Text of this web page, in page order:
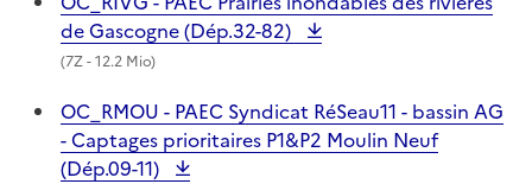
de Gascogne (Dép.32-82)
(7Z- 12.2 Mio)
OC_RMOU - PAEC Syndicat RéSeau11 - bassin AG
- Captages prioritaires P1&P2 Moulin Neuf
(Dép.09-11)